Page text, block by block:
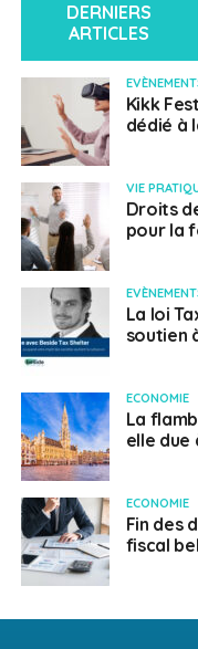
DERNIERS
ARTICLES
Kikk
dédié à
VIE
Droits
pour la
La loi
soutien
ECONOMIE
La
elle due
ECONOMIE
Fin des
fiscal